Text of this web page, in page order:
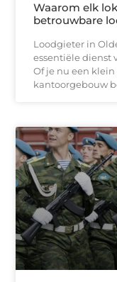
Waarom elk
betrouwbare
Loodgieter in
essentiële dienst
Of je nu een
kantoorgebouw